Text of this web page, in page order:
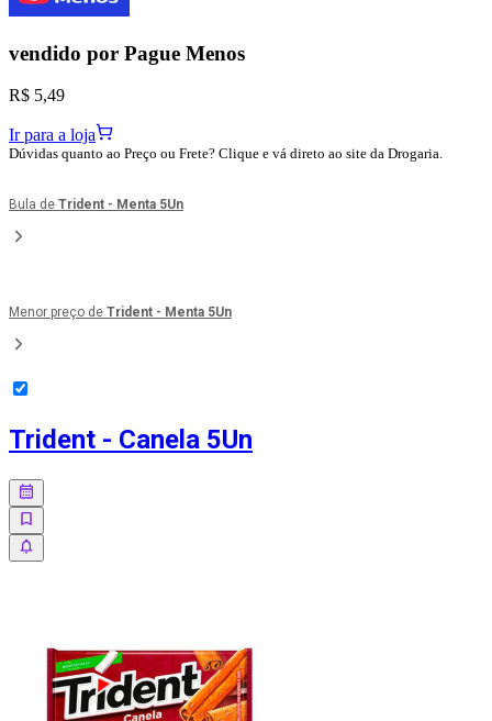
vendido por Pague Menos
R$ 5,49
Ir para a loja
Dúvidas quanto ao Preço ou Frete? Clique e vá direto ao site da Drogaria.
Bula de Trident - Menta 5Un
Menor preço de Trident - Menta 5Un
Trident - Canela 5Un